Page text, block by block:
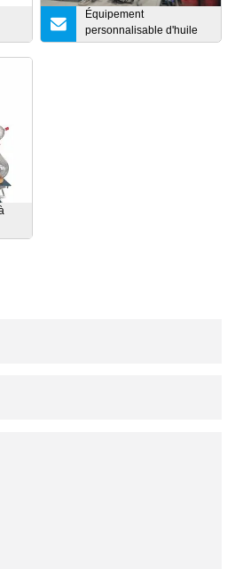
Équipement
personnalisable d'huile
de machine de distillation